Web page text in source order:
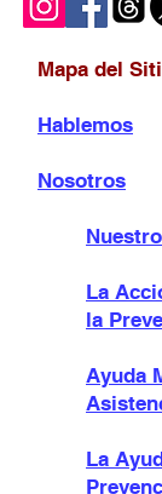
Mapa del
Hablemos
Nosotros
La
la
Ayuda
La